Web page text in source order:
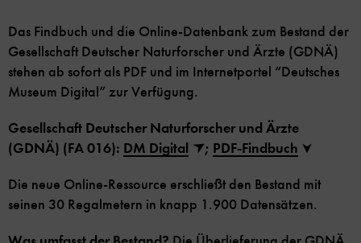
Das Findbuch und die Online-Datenbank zum Bestand der
Gesellschaft Deutscher Naturforscher und Ärzte (GDNÄ)
stehen ab sofort als PDF und im Internetportel “Deutsches
Museum Digital” zur Verfügung.
Gesellschaft Deutscher Naturforscher und Ärzte
(GDNÄ) (FA 016): DM Digital ; PDF-Findbuch
Die neue Online-Ressource erschließt den Bestand mit
seinen 30 Regalmetern in knapp 1.900 Datensätzen.